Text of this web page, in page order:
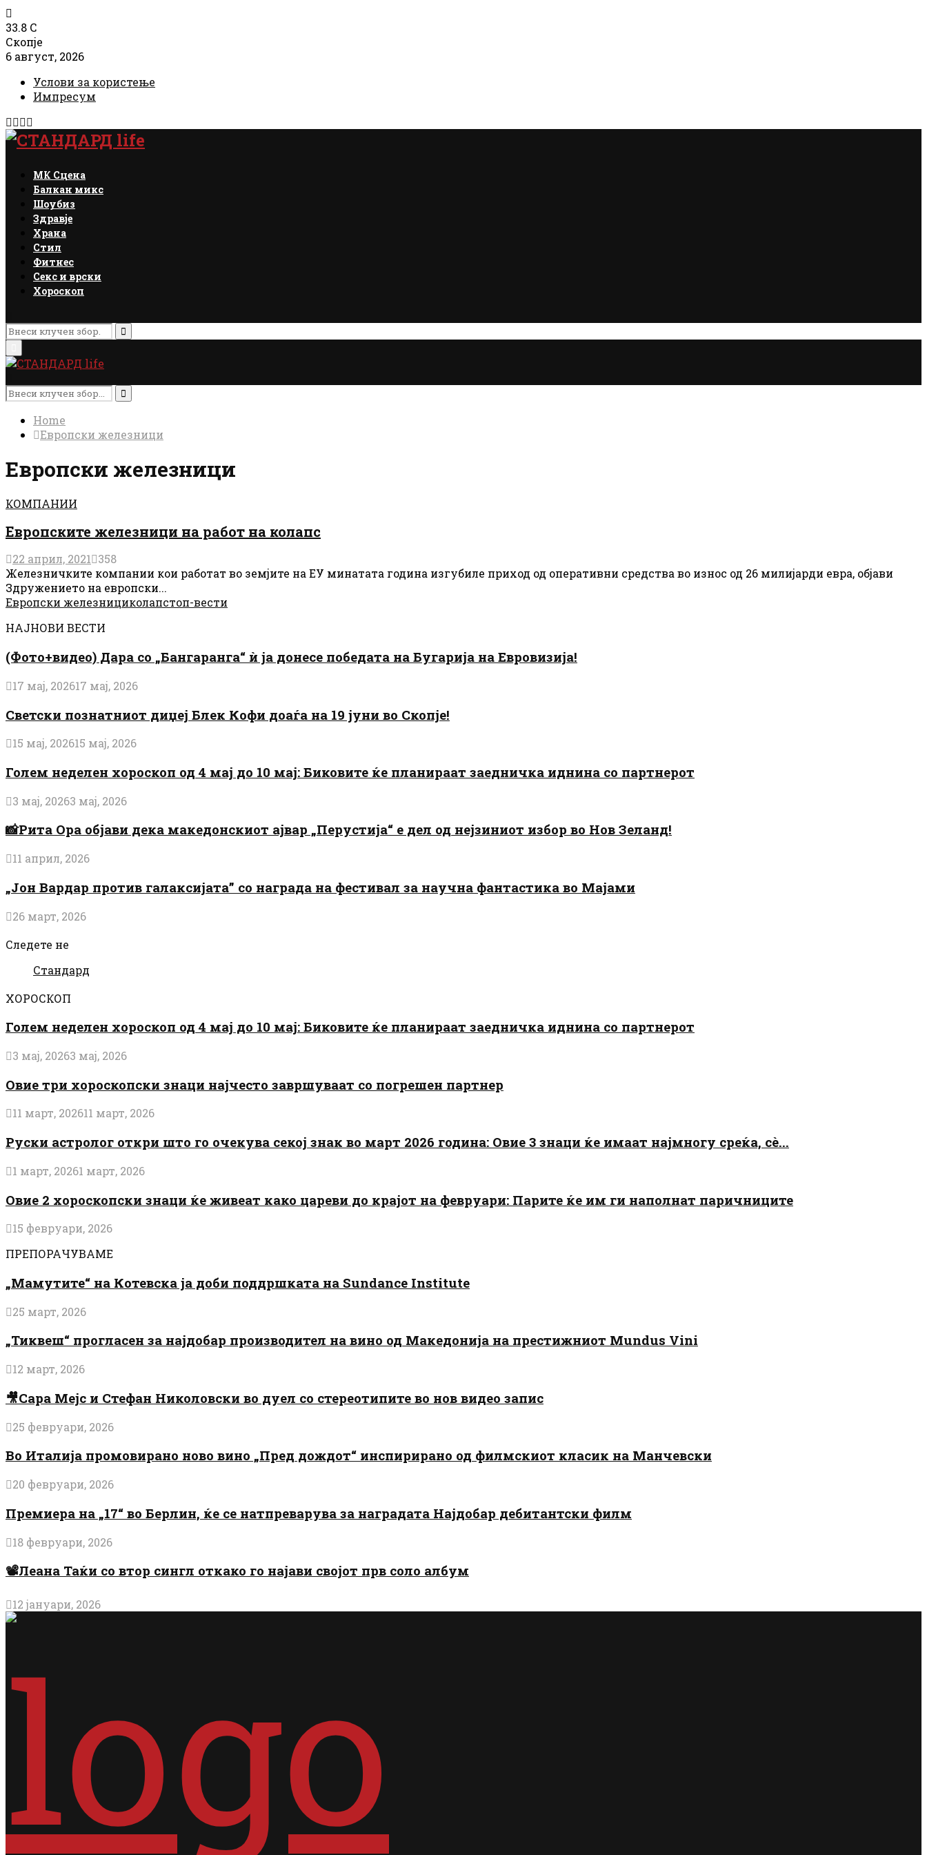
33.8 C
Скопје
6 август, 2026
Услови за користење
Импресум
Facebook
Instagram
Email
МК Сцена
Балкан микс
Шоубиз
Здравје
Храна
Стил
Фитнес
Секс и врски
Хороскоп
Search
for:
Search
Menu
Search
for:
Search
Home
Европски железници
Европски железници
КОМПАНИИ
Европските железници на работ на колапс
22 април, 2021 358
Железничките компании кои работат во земјите на ЕУ минатата година изгубиле приход од оперативни средства во износ од 26 милијарди евра, објави
Здружението на европски...
Европски железнициколапстоп-вести
НАЈНОВИ ВЕСТИ
(Фото+видео) Дара со „Бангаранга“ ѝ ја донесе победата на Бугарија на Евровизија!
17 мај, 202617 мај, 2026
Светски познатниот диџеј Блек Кофи доаѓа на 19 јуни во Скопје!
15 мај, 202615 мај, 2026
Голем неделен хороскоп од 4 мај до 10 мај: Биковите ќе планираат заедничка иднина со партнерот
3 мај, 20263 мај, 2026
📸Рита Ора објави дека македонскиот ајвар „Перустија“ е дел од нејзиниот избор во Нов Зеланд!
11 април, 2026
„Јон Вардар против галаксијата” со награда на фестивал за научна фантастика во Мајами
26 март, 2026
Следете не
Стандард
ХОРОСКОП
Голем неделен хороскоп од 4 мај до 10 мај: Биковите ќе планираат заедничка иднина со партнерот
3 мај, 20263 мај, 2026
Овие три хороскопски знаци најчесто завршуваат со погрешен партнер
11 март, 202611 март, 2026
Руски астролог откри што го очекува секој знак во март 2026 година: Овие 3 знаци ќе имаат најмногу среќа, сè...
1 март, 20261 март, 2026
Овие 2 хороскопски знаци ќе живеат како цареви до крајот на февруари: Парите ќе им ги наполнат паричниците
15 февруари, 2026
ПРЕПОРАЧУВАМЕ
„Мамутите“ на Котевска ја доби поддршката на Sundance Institute
25 март, 2026
„Тиквеш“ прогласен за најдобар производител на вино од Македонија на престижниот Mundus Vini
12 март, 2026
🎥Сара Мејс и Стефан Николовски во дуел со стереотипите во нов видео запис
25 февруари, 2026
Во Италија промовирано ново вино „Пред дождот“ инспирирано од филмскиот класик на Манчевски
20 февруари, 2026
Премиера на „17“ во Берлин, ќе се натпреварува за наградата Најдобар дебитантски филм
18 февруари, 2026
📽️Леана Таќи со втор сингл откако го најави својот прв соло албум
12 јануари, 2026